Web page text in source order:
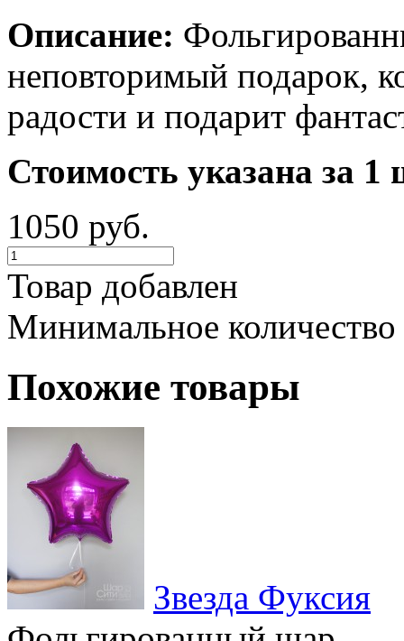
Описание:
неповторимый подарок,
радости и подарит
Стоимость указана за 1
1050 руб.
Товар добавлен
Минимальное
Похожие товары
Звезда Фуксия